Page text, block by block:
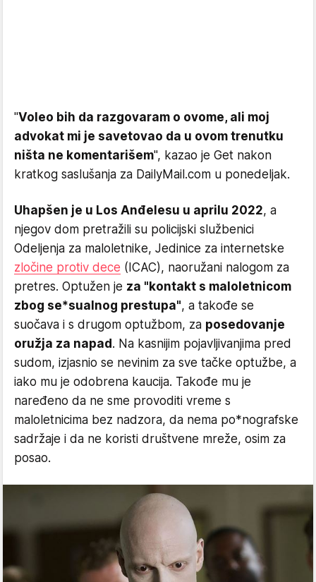
"Voleo bih da razgovaram o ovome, ali moj
advokat mi je savetovao da u ovom trenutku
ništa ne komentarišem", kazao je Get nakon
kratkog saslušanja za DailyMail.com u ponedeljak.
Uhapšen je u Los Anđelesu u aprilu 2022, a
njegov dom pretražili su policijski službenici
Odeljenja za maloletnike, Jedinice za internetske
zločine protiv dece (ICAC), naoružani nalogom za
pretres. Optužen je za "kontakt s maloletnicom
zbog se*sualnog prestupa", a takođe se
suočava i s drugom optužbom, za posedovanje
oružja za napad. Na kasnijim pojavljivanjima pred
sudom, izjasnio se nevinim za sve tačke optužbe, a
iako mu je odobrena kaucija. Takođe mu je
naređeno da ne sme provoditi vreme s
maloletnicima bez nadzora, da nema po*nografske
sadržaje i da ne koristi društvene mreže, osim za
posao.